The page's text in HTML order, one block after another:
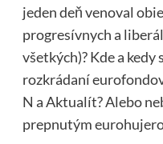
jeden deň venoval
progresívnych a
všetkých)? Kde a kedy
rozkrádaní
N a Aktualít? Alebo
prepnutým